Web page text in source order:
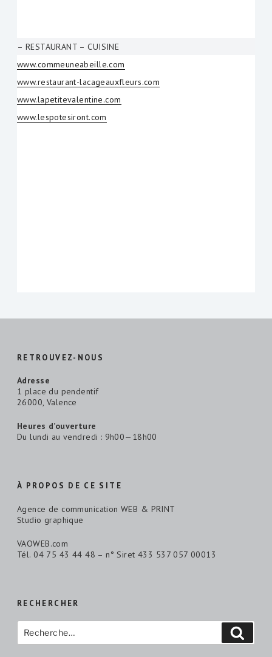
– RESTAURANT – CUISINE
www.commeuneabeille.com
www.restaurant-lacageauxfleurs.com
www.lapetitevalentine.com
www.lespotesiront.com
RETROUVEZ-NOUS
Adresse
1 place du pendentif
26000, Valence
Heures d’ouverture
Du lundi au vendredi : 9h00—18h00
À PROPOS DE CE SITE
Agence de communication WEB & PRINT
Studio graphique
VAOWEB.com
Tél. 04 75 43 44 48 – n° Siret 433 537 057 00013
RECHERCHER
Recherche
pour
: